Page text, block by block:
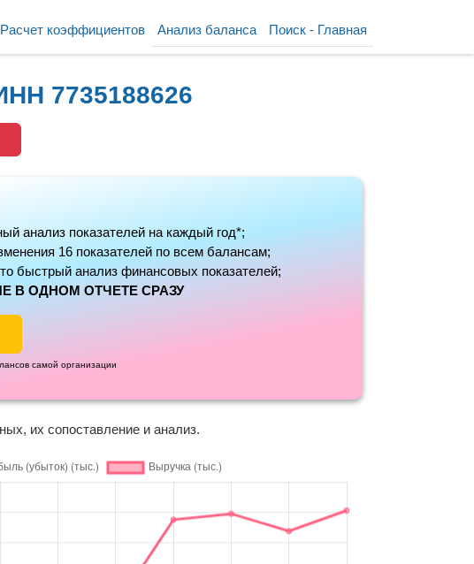
Поиск - Главная
Анализ баланса
Расчет коэффициентов
7735188626
анализ показателей на каждый год*;
16 показателей по всем балансам;
быстрый анализ финансовых показателей;
В ОДНОМ ОТЧЕТЕ СРАЗУ
самой организации
их сопоставление и анализ.